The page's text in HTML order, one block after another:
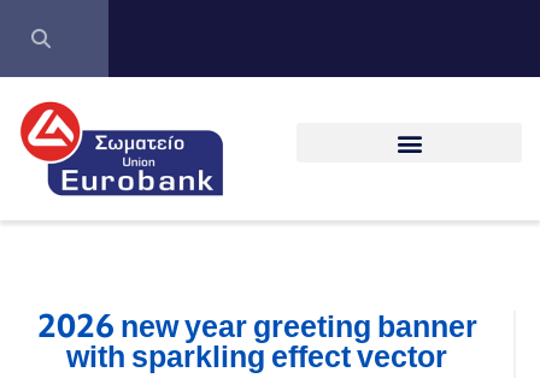
2026 new year greeting banner
with sparkling effect vector